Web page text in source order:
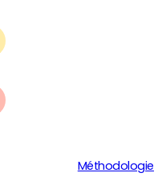
Méthodologie